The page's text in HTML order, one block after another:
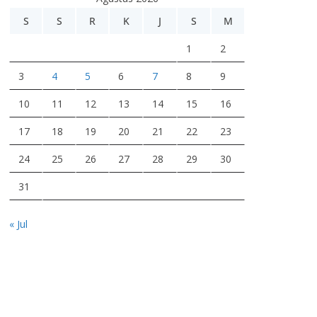
S
S R K J S M
1 2
3 4 5 6 7 8 9
10 11 12 13 14 15 16
17 18 19 20 21 22 23
24 25 26 27 28 29 30
31
« Jul